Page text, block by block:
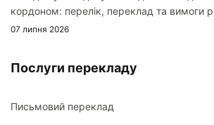
кордоном: перелік, переклад та вимоги
07 липня 2026
Послуги перекладу
Письмовий переклад